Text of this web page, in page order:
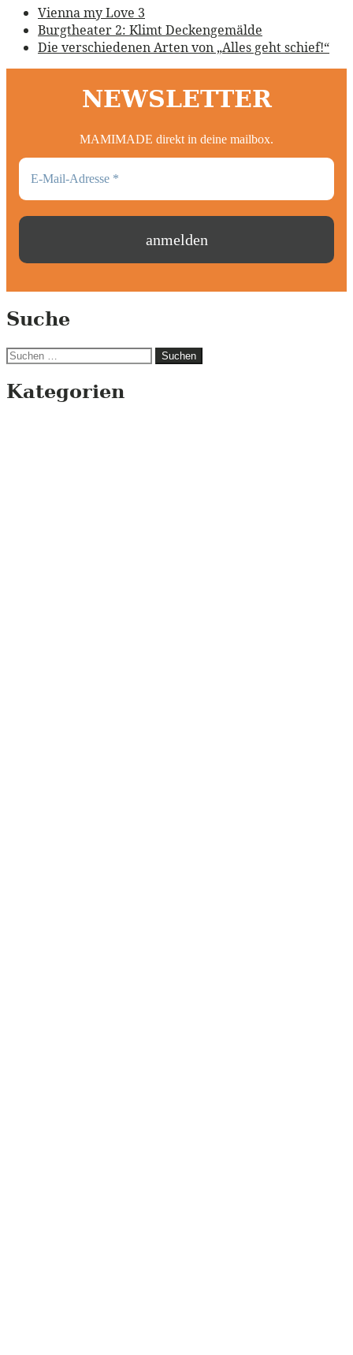
Vienna my Love 3
Burgtheater 2: Klimt Deckengemälde
Die verschiedenen Arten von „Alles geht schief!“
NEWSLETTER
MAMIMADE direkt in deine mailbox.
Suche
Suchen
Kategorien